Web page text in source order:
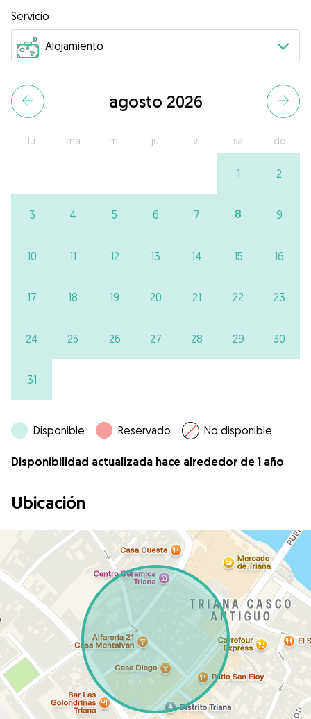
Servicio
agosto 2026
lu ma mi ju vi sa do
1 2
3 4 5 6 7 8 9
10 11 12 13 14 15 16
17 18 19 20 21 22 23
24 25 26 27 28 29 30
31
Disponible Reservado No disponible
Disponibilidad actualizada hace alrededor de 1 año
Ubicación